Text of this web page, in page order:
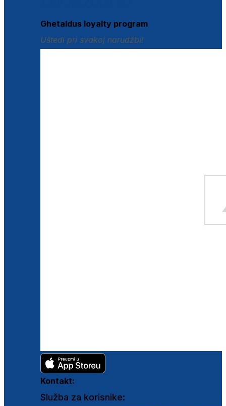
Ghetaldus loyalty program
Uštedi pri svakoj narudžbi!
Kontakt:
Služba za korisnike: